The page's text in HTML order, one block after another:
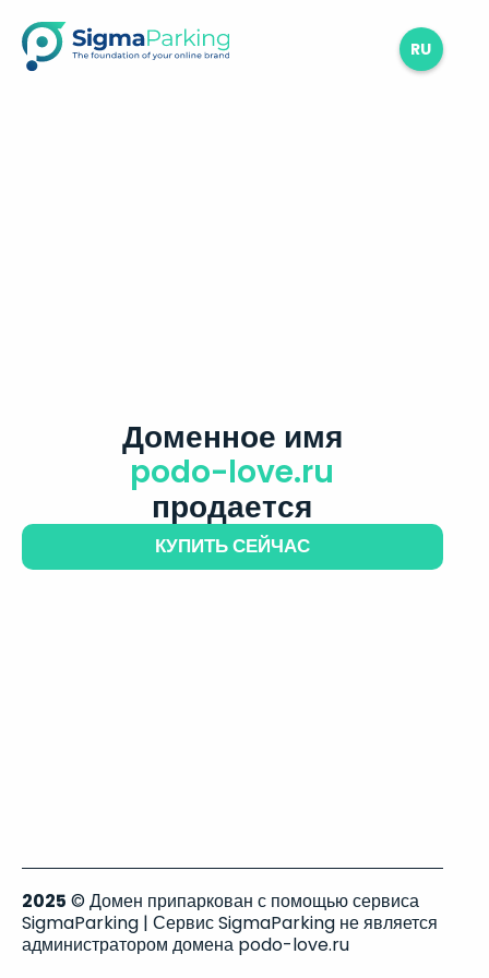
RU
Доменное имя
podo-love.ru
продается
КУПИТЬ СЕЙЧАС
2025 © Домен припаркован с помощью сервиса
SigmaParking | Сервис SigmaParking не является
администратором домена podo-love.ru